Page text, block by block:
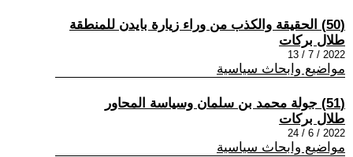
(50) الحقيقة والكذب من وراء زيارة بايدن للمنطقة
طلال بركات
2022 / 7 / 13
مواضيع وابحاث سياسية
(51) جولة محمد بن سلمان وسياسة المحاور
طلال بركات
2022 / 6 / 24
مواضيع وابحاث سياسية